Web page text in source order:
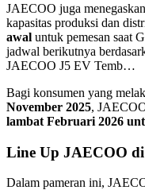
JAECOO juga
kapasitas produksi dan
awal untuk pemesan saat
jadwal berikutnya
JAECOO J5 EV Temb…
Bagi konsumen yang
November 2025,
lambat Februari 2026
Line Up JAECOO
Dalam pameran ini,